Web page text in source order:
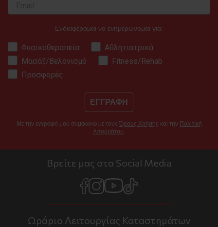
Ενδιαφέρομαι να ενημερώνομαι για:
Φυσικοθεραπεία
Αθλητιατρικά
Μασάζ/Βελονισμό
Fitness/Rehab
Προσφορές
ΕΓΓΡΑΦΗ
Με την εγγραφή μου συμφωνώ με τους Όρους Χρήσης και την Πολιτική
Απορρήτου.
Βρείτε μας στα Social Media
Ωράριο Λειτουργίας Καταστημάτων